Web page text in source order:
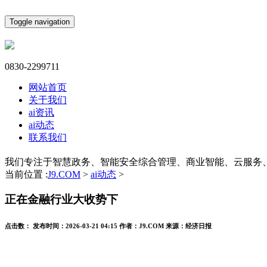
Toggle navigation
0830-2299711
网站首页
关于我们
ai资讯
ai动态
联系我们
我们专注于智慧政务、智能安全综合管理、商业智能、云服务
当前位置 :J9.COM > ai动态 >
正在金融行业大收势下
点击数： 发布时间： 2026-03-21 04:15 作者： J9.COM 来源： 经济日报